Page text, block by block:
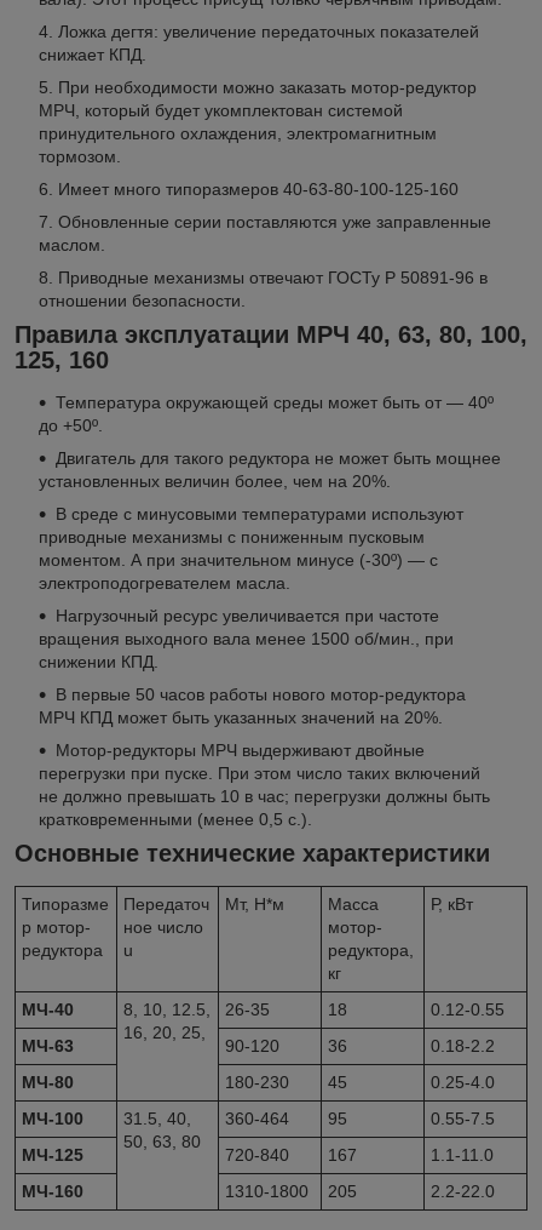
Ложка дегтя: увеличение передаточных показателей
снижает КПД.
При необходимости можно заказать мотор-редуктор
МРЧ, который будет укомплектован системой
принудительного охлаждения, электромагнитным
тормозом.
Имеет много типоразмеров 40-63-80-100-125-160
Обновленные серии поставляются уже заправленные
маслом.
Приводные механизмы отвечают ГОСТу Р 50891-96 в
отношении безопасности.
Правила эксплуатации МРЧ 40, 63, 80, 100,
125, 160
Температура окружающей среды может быть от — 40º
до +50º.
Двигатель для такого редуктора не может быть мощнее
установленных величин более, чем на 20%.
В среде с минусовыми температурами используют
приводные механизмы с пониженным пусковым
моментом. А при значительном минусе (-30º) — с
электроподогревателем масла.
Нагрузочный ресурс увеличивается при частоте
вращения выходного вала менее 1500 об/мин., при
снижении КПД.
В первые 50 часов работы нового мотор-редуктора
МРЧ КПД может быть указанных значений на 20%.
Мотор-редукторы МРЧ выдерживают двойные
перегрузки при пуске. При этом число таких включений
не должно превышать 10 в час; перегрузки должны быть
кратковременными (менее 0,5 с.).
Основные технические характеристики
Типоразме
р мотор-
редуктора
Передаточ
ное число
u
Мт, Н*м
Масса
мотор-
редуктора,
кг
Р, кВт
МЧ-40
8, 10, 12.5,
16, 20, 25,
26-35 18
0.12-0.55
МЧ-63
90-120 36
0.18-2.2
МЧ-80
180-230 45
0.25-4.0
МЧ-100
31.5, 40,
50, 63, 80
360-464 95
0.55-7.5
МЧ-125
720-840 167
1.1-11.0
МЧ-160
1310-1800 205 2.2-22.0